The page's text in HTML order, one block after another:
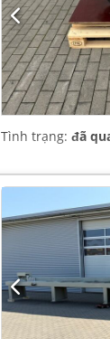
Tình trạng: đã